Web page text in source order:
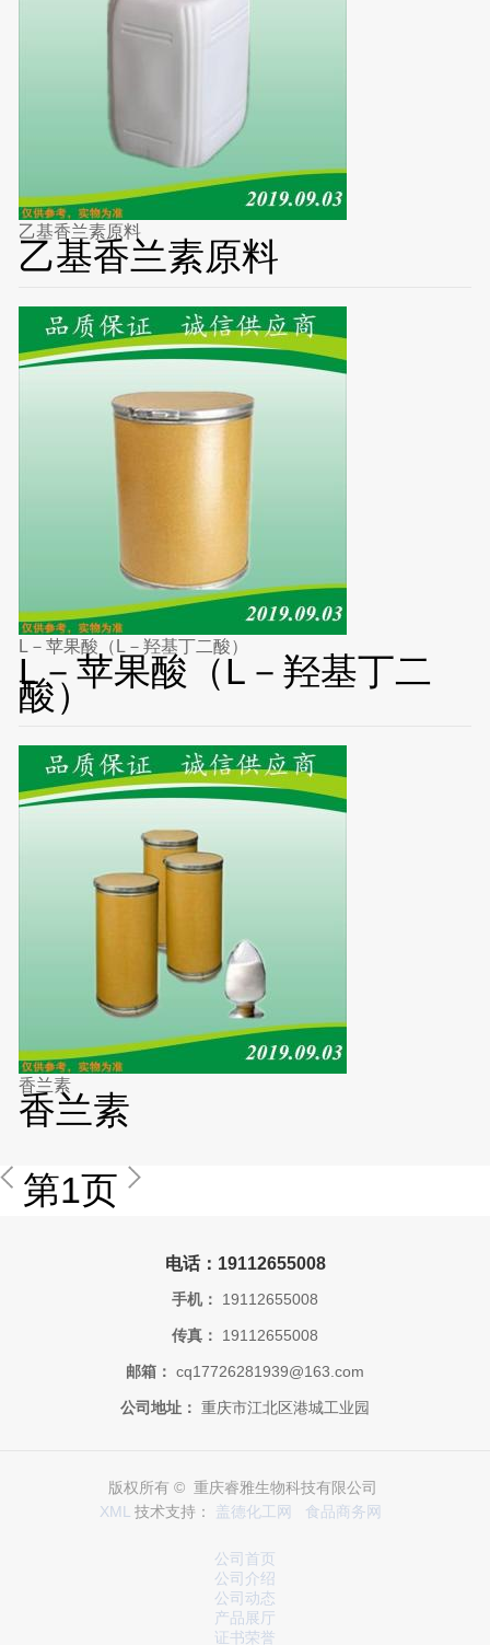
乙基香兰素原料
乙基香兰素原料
L－苹果酸（L－羟基丁二酸）
L－苹果酸（L－羟基丁二
酸）
香兰素
香兰素
第1页
电话：19112655008
手机： 19112655008
传真： 19112655008
邮箱： cq17726281939@163.com
公司地址： 重庆市江北区港城工业园
版权所有 © 重庆睿雅生物科技有限公司
XML 技术支持： 盖德化工网 食品商务网
公司首页
公司介绍
公司动态
产品展厅
证书荣誉